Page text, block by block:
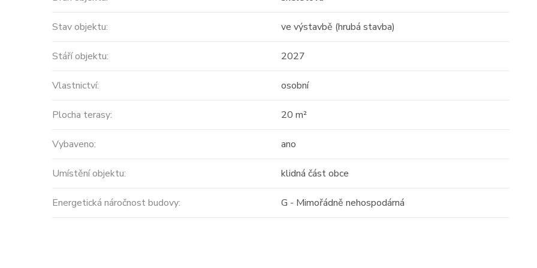
Stav objektu: ve výstavbě (hrubá stavba)
Stáří objektu: 2027
Vlastnictví: osobní
Plocha terasy: 20 m²
Vybaveno: ano
Umístění objektu: klidná část obce
Energetická náročnost budovy: G - Mimořádně nehospodárná
01
velikosti 416m2 + terasa -
Střešní apartmán s
obrovským potenciálem —